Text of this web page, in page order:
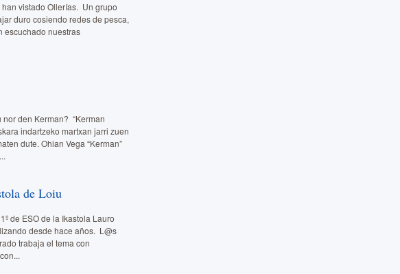
han vistado Ollerías. Un grupo
duro cosiendo redes de pesca,
escuchado nuestras
nor den Kerman? “Kerman
indartzeko martxan jarri zuen
dute. Ohian Vega “Kerman”
de Loiu
de ESO de la Ikastola Lauro
desde hace años. L@s
trabaja el tema con